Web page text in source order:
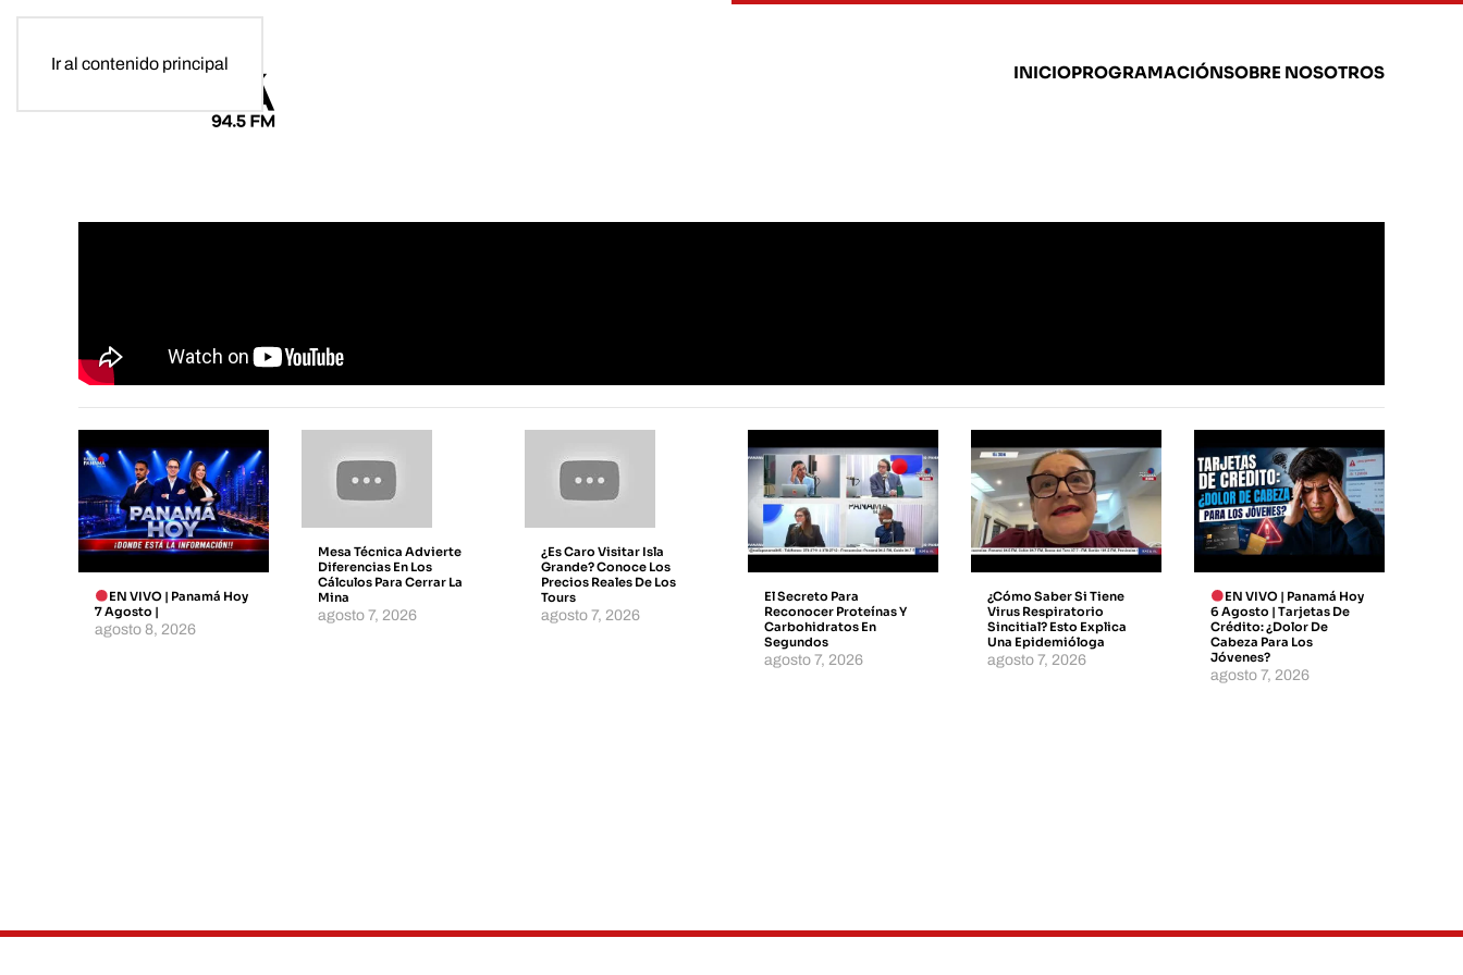
Ir al contenido principal INICIOPROGRAMACIÓNSOBRE NOSOTROS
EN VIVO | Panamá Hoy
7 Agosto |
agosto 8, 2026
Mesa Técnica Advierte
Diferencias En Los
Cálculos Para Cerrar La
Mina
agosto 7, 2026
¿Es Caro Visitar Isla
Grande? Conoce Los
Precios Reales De Los
Tours
agosto 7, 2026
El Secreto Para
Reconocer Proteínas Y
Carbohidratos En
Segundos
agosto 7, 2026
¿Cómo Saber Si Tiene
Virus Respiratorio
Sincitial? Esto Explica
Una Epidemióloga
agosto 7, 2026
EN VIVO | Panamá Hoy
6 Agosto | Tarjetas De
Crédito: ¿dolor De
Cabeza Para Los
Jóvenes?
agosto 7, 2026